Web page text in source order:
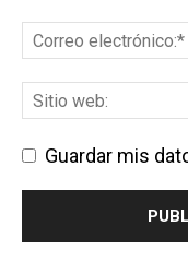
Guardar mis